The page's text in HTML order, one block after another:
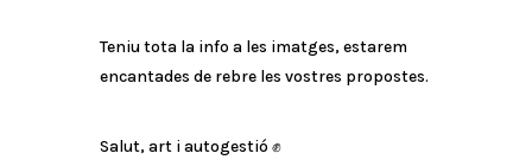
Teniu tota la info a les imatges, estarem
encantades de rebre les vostres propostes.
Salut, art i autogestió ✊